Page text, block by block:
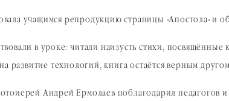
учащимся репродукцию страницы «Апостола» и
в уроке: читали наизусть стихи,
развитие технологий, книга остаётся верным
Андрей Ермолаев поблагодарил педагогов